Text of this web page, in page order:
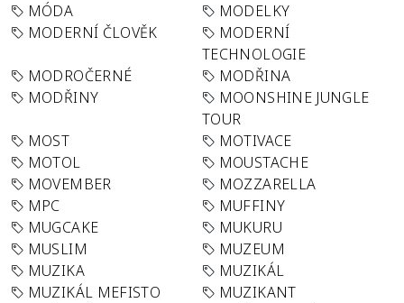
MÓDA
MODELKY
MODERNÍ ČLOVĚK
MODERNÍ
TECHNOLOGIE
MODROČERNÉ
MODŘINA
MODŘINY
MOONSHINE JUNGLE
TOUR
MOST
MOTIVACE
MOTOL
MOUSTACHE
MOVEMBER
MOZZARELLA
MPC
MUFFINY
MUGCAKE
MUKURU
MUSLIM
MUZEUM
MUZIKA
MUZIKÁL
MUZIKÁL MEFISTO
MUZIKANT